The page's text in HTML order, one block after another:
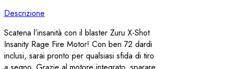
Descrizione
Scatena l’insanità con il blaster Zuru X-Shot
Insanity Rage Fire Motor! Con ben 72 dardi
inclusi, sarai pronto per qualsiasi sfida di tiro